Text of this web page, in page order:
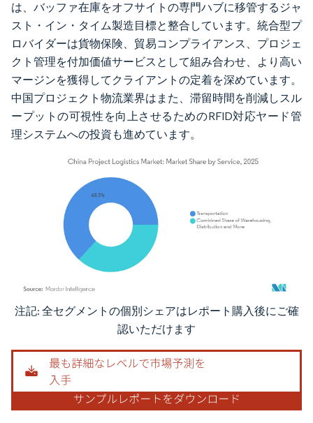
は、バッファ在庫をオフサイトの専門ハブに移管するジャ
スト・イン・タイム製造目標と整合しています。統合型プ
ロバイダーは貨物保険、貿易コンプライアンス、プロジェ
クト管理を付加価値サービスとして組み合わせ、より高い
マージンを獲得してクライアントの定着を深めています。
中国プロジェクト物流業界はまた、滞留時間を削減しスル
ープットの可視性を向上させるためのRFID対応ヤード管
理システムへの投資も進めています。
画像 © Mordor Intelligence。再利用にはCC BY 4.0の表示が必要です。
注記: 全セグメントの個別シェアはレポート購入後にご確
認いただけます